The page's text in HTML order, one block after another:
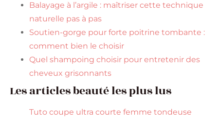
Balayage à l’argile : maîtriser cette technique
naturelle pas à pas
Soutien-gorge pour forte poitrine tombante :
comment bien le choisir
Quel shampoing choisir pour entretenir des
cheveux grisonnants
Les articles beauté les plus lus
Tuto coupe ultra courte femme tondeuse